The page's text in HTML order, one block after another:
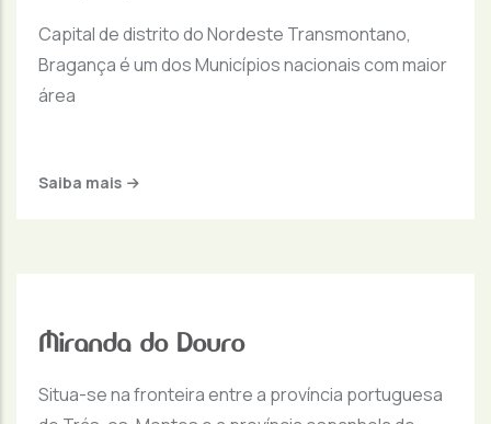
Capital de distrito do Nordeste Transmontano,
Bragança é um dos Municípios nacionais com maior
área
Saiba mais
Miranda do Douro
Situa-se na fronteira entre a província portuguesa